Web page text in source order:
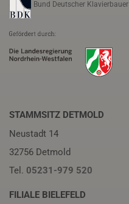
Bund Deutscher Klavierbauer
STAMMSITZ DETMOLD
Neustadt 14
32756 Detmold
Tel. 05231-979 520
FILIALE BIELEFELD